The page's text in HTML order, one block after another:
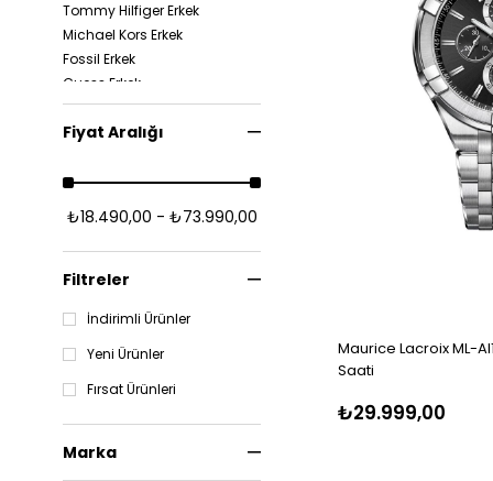
Tommy Hilfiger Erkek
Michael Kors Erkek
Fossil Erkek
Guess Erkek
Armani Exchange Erkek
Lacoste Erkek
Gc Erkek
Citizen Erkek
Oris Erkek
Tag Heuer Erkek
Philipp Plein Erkek
Longines Erkek
Erkek
Slazenger Erkek
Fiyat Aralığı
₺18.490,00 - ₺73.990,00
Filtreler
İndirimli Ürünler
Yeni Ürünler
Fırsat Ürünleri
Marka
Maurice Lacroix ML-
Saati
₺29.999,00